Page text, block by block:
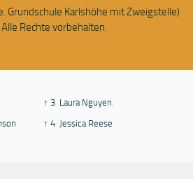
Grundschule Karlshöhe mit Zweigstelle)
Rechte vorbehalten.
↑ 3 Laura Nguyen.
↑ 4 Jessica Reese